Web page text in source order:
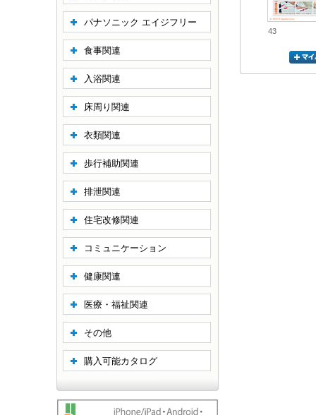
43
パナソニック エイジフリー
食事関連
入浴関連
床周り関連
衣類関連
歩行補助関連
排泄関連
住宅改修関連
コミュニケーション
健康関連
医療・福祉関連
その他
購入可能カタログ